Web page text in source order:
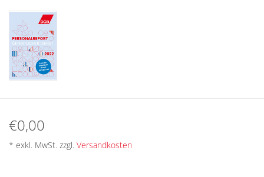
VEREINBARKEIT GESTALTEN
MIETENSTOPP
ARBEITSZEIT
€0,00
* exkl. MwSt. zzgl. Versandkosten